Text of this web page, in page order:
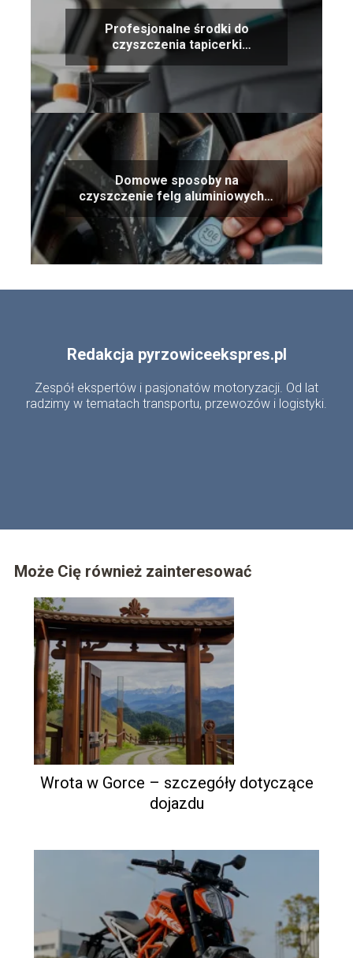
Profesjonalne środki do
czyszczenia tapicerki
samochodowej – ranking
produktów
Domowe sposoby na
czyszczenie felg aluminiowych –
ekonomiczne i skuteczne
Redakcja pyrzowiceekspres.pl
Zespół ekspertów i pasjonatów motoryzacji. Od lat
radzimy w tematach transportu, przewozów i logistyki.
Może Cię również zainteresować
Wrota w Gorce – szczegóły dotyczące
dojazdu